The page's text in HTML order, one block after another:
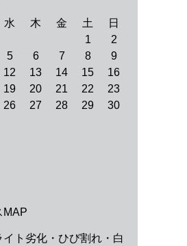
水 木 金 土
日
1
2
5 6 7 8
9
12 13 14 15
16
19 20 21 22
23
26 27 28 29
30
MAP
イト劣化・ひび割れ・白